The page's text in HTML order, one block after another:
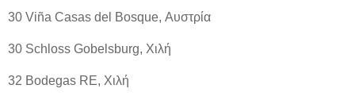
30 Viña Casas del Bosque, Αυστρία
30 Schloss Gobelsburg, Χιλή
32 Bodegas RE, Χιλή